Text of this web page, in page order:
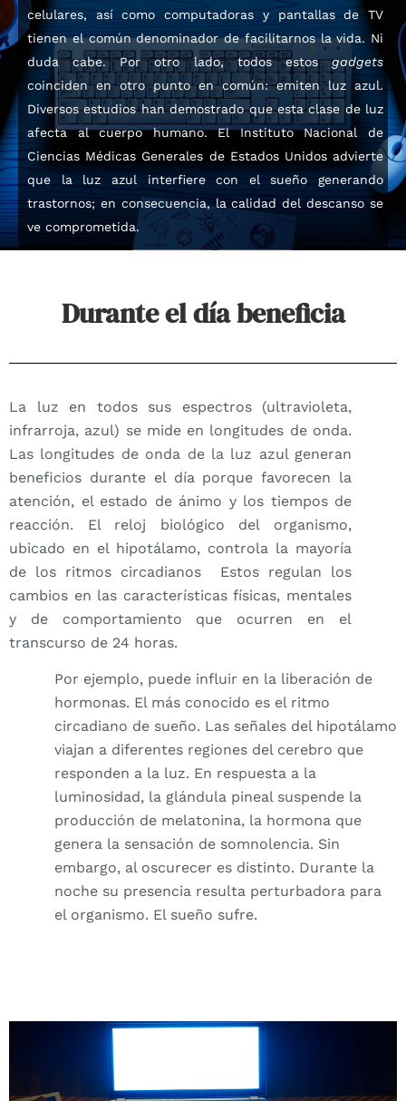
celulares, así como computadoras y pantallas de TV
tienen el común denominador de facilitarnos la vida. Ni
duda cabe. Por otro lado, todos estosgadgets
coinciden en otro punto en común: emiten luz azul.
Diversos estudios han demostrado que esta clase de luz
afecta al cuerpo humano. El Instituto Nacional de
Ciencias Médicas Generales de Estados Unidos advierte
que
la luz azul interfiere con el sueño generando
trastornos; en consecuencia, la calidad del descanso se
ve comprometida.
Durante el día beneficia
La luz en todos sus espectros (ultravioleta,
infrarroja, azul) se mide en longitudes de onda.
Las longitudes de onda de la luz azul generan
beneficios durante el día porque favorecen la
atención, el estado de ánimo y los tiempos de
reacción. El reloj biológico del organismo,
ubicado en el hipotálamo, controla la mayoría
de los ritmos circadianos
Estos regulan los
cambios en las características físicas, mentales
y de comportamiento que ocurren en el
transcurso de 24 horas.
Por ejemplo, puede influir en la liberación de
hormonas. El más conocido es el ritmo
circadiano de sueño. Las señales del hipotálamo
viajan a diferentes regiones del cerebro que
responden a la luz. En respuesta a la
luminosidad, la glándula pineal suspende la
producción de melatonina, la hormona que
genera la sensación de somnolencia. Sin
embargo, al oscurecer es distinto. Durante la
noche su presencia resulta perturbadora para
el organismo. El sueño sufre.